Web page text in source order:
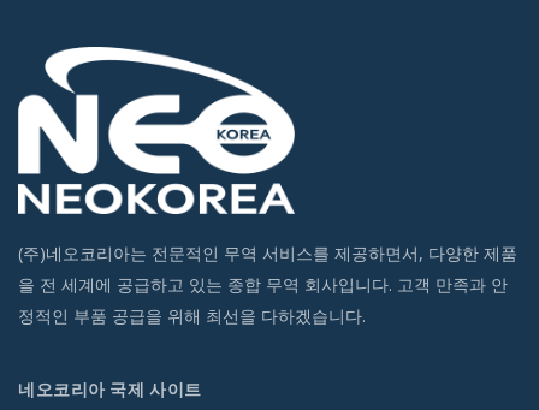
(주)네오코리아는 전문적인 무역 서비스를 제공하면서, 다양한 제품
을 전 세계에 공급하고 있는 종합 무역 회사입니다. 고객 만족과 안
정적인 부품 공급을 위해 최선을 다하겠습니다.
네오코리아 국제 사이트